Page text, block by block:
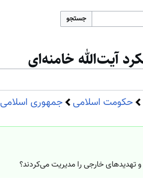
جستجو
آیت‌الله خامنه‌ای
حکومت اسلامی جمهوری اسلامی
خارجی را مدیریت می‌کردند؟